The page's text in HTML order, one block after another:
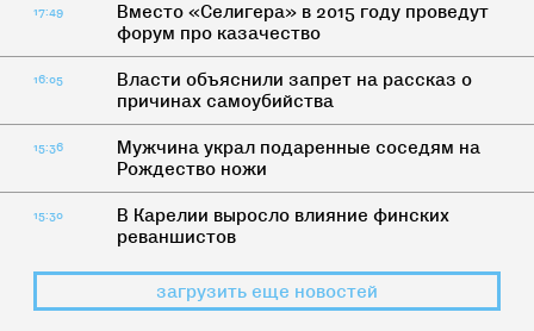
17:49
Вместо «Селигера» в 2015 году проведут
форум про казачество
16:05
Власти объяснили запрет на рассказ о
причинах самоубийства
15:36
Мужчина украл подаренные соседям на
Рождество ножи
15:30
В Карелии выросло влияние финских
реваншистов
загрузить еще новостей